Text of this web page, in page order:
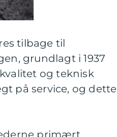
tilbage til
grundlagt i 1937
og teknisk
på service, og dette